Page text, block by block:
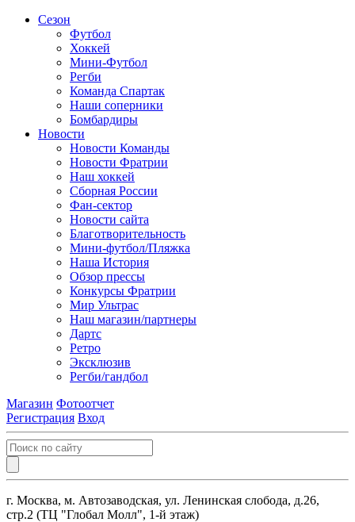
Сезон
Футбол
Хоккей
Мини-Футбол
Регби
Команда Спартак
Наши соперники
Бомбардиры
Новости
Новости Команды
Новости Фратрии
Наш хоккей
Сборная России
Фан-cектор
Новости сайта
Благотворительность
Мини-футбол/Пляжка
Наша История
Обзор прессы
Конкурсы Фратрии
Мир Ультрас
Наш магазин/партнеры
Дартс
Ретро
Эксклюзив
Регби/гандбол
Магазин Фотоотчет
Регистрация Вход
г. Москва, м. Автозаводская, ул. Ленинская слобода, д.26,
стр.2 (ТЦ "Глобал Молл", 1-й этаж)